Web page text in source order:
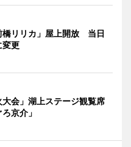
橋リリカ」屋上開放 当日
変更
会」湖上ステージ観覧席
京介」